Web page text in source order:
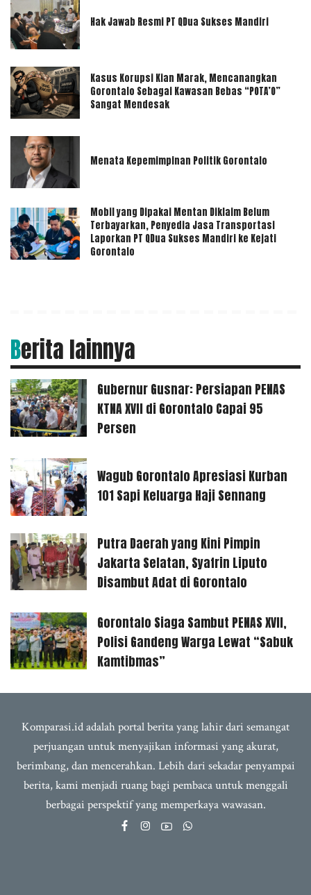
Hak Jawab Resmi PT QDua Sukses Mandiri
Kasus Korupsi Kian Marak, Mencanangkan
Gorontalo Sebagai Kawasan Bebas “POTA’O”
Sangat Mendesak
Menata Kepemimpinan Politik Gorontalo
Mobil yang Dipakai Mentan Diklaim Belum
Terbayarkan, Penyedia Jasa Transportasi
Laporkan PT QDua Sukses Mandiri ke Kejati
Gorontalo
Berita lainnya
Gubernur Gusnar: Persiapan PENAS
KTNA XVII di Gorontalo Capai 95
Persen
Wagub Gorontalo Apresiasi Kurban
101 Sapi Keluarga Haji Sennang
Putra Daerah yang Kini Pimpin
Jakarta Selatan, Syafrin Liputo
Disambut Adat di Gorontalo
Gorontalo Siaga Sambut PENAS XVII,
Polisi Gandeng Warga Lewat “Sabuk
Kamtibmas”
Komparasi.id adalah portal berita yang lahir dari semangat
perjuangan untuk menyajikan informasi yang akurat,
berimbang, dan mencerahkan. Lebih dari sekadar penyampai
berita, kami menjadi ruang bagi pembaca untuk menggali
berbagai perspektif yang memperkaya wawasan.